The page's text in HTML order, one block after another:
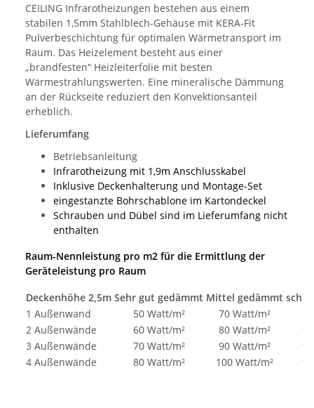
CEILING Infrarotheizungen bestehen aus einem
stabilen 1,5mm Stahlblech-Gehäuse mit KERA-Fit
Pulverbeschichtung für optimalen Wärmetransport im
Raum. Das Heizelement besteht aus einer
„brandfesten“ Heizleiterfolie mit besten
Wärmestrahlungswerten. Eine mineralische Dämmung
an der Rückseite reduziert den Konvektionsanteil
erheblich.
Lieferumfang
Betriebsanleitung
Infrarotheizung mit 1,9m Anschlusskabel
Inklusive Deckenhalterung und Montage-Set
eingestanzte Bohrschablone im Kartondeckel
Schrauben und Dübel sind im Lieferumfang nicht
enthalten
Raum-Nennleistung pro m2 für die Ermittlung der
Geräteleistung pro Raum
Deckenhöhe 2,5m Sehr gut gedämmt Mittel gedämmt
1 Außenwand
50 Watt/m² 70 Watt/m²
2 Außenwände
60 Watt/m² 80 Watt/m²
3 Außenwände
70 Watt/m² 90 Watt/m²
4 Außenwände
80 Watt/m² 100 Watt/m²